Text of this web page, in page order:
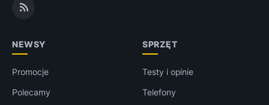
NEWSY
Promocje
Polecamy
SPRZĘT
Testy i opinie
Telefony